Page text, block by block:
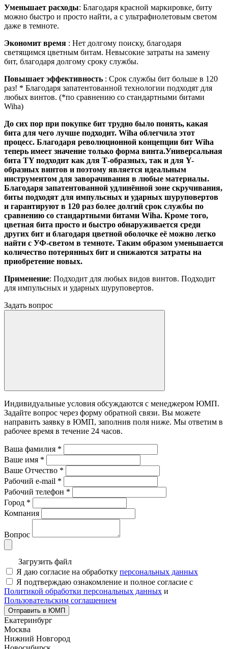
Уменьшает расходы: Благодаря красной маркировке, биту
можно быстро и просто найти, а с ультрафиолетовым светом
даже в темноте.
Экономит время : Нет долгому поиску, благодаря
светящимся цветным битам. Невысокие затраты на замену
бит, благодаря долгому сроку службы.
Повышает эффективность : Срок службы бит больше в 120
раз! * Благодаря запатентованной технологии подходят для
любых винтов. (*по сравнению со стандартными битами
Wiha)
До сих пор при покупке бит трудно было понять, какая
бита для чего лучше подходит. Wiha облегчила этот
процесс. Благодаря революционной концепции бит Wiha
теперь имеет значение только форма винта.Универсальная
бита TY подходит как для Т-образных, так и для Y-
образных винтов и поэтому является идеальным
инструментом для заворачивания в любые материалы.
Благодаря запатентованной удлинённой зоне скручивания,
биты подходят для импульсных и ударных шуруповертов
и гарантируют в 120 раз более долгий срок службы по
сравнению со стандартными битами Wiha. Кроме того,
цветная бита просто и быстро обнаруживается среди
других бит и благодаря цветной оболочке её можно легко
найти с УФ-светом в темноте. Таким образом уменьшается
количество потерянных бит и снижаются затраты на
приобретение новых.
Применение: Подходит для любых видов винтов. Подходит
для импульсных и ударных шуруповертов.
Задать вопрос
Индивидуальные условия обсуждаются с менеджером ЮМП.
Задайте вопрос через форму обратной связи. Вы можете
направить заявку в ЮМП, заполнив поля ниже. Mы ответим в
рабочее время в течение 24 часов.
Ваша фамилия *
Ваше имя *
Ваше Отчество *
Рабочий e-mail *
Рабочий телефон *
Город *
Компания
Вопрос
Загрузить файл
Я даю согласие на обработку персональных данных
Я подтверждаю ознакомление и полное согласие с
Политикой обработки персональных данных и
Пользовательским соглашением
Отправить в ЮМП
Екатеринбург
Москва
Нижний Новгород